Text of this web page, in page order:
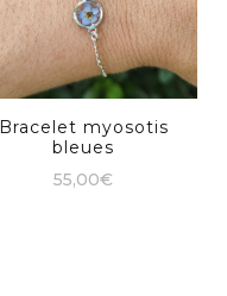
Bracelet myosotis
bleues
55,00€